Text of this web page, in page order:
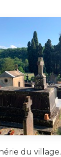
du village.